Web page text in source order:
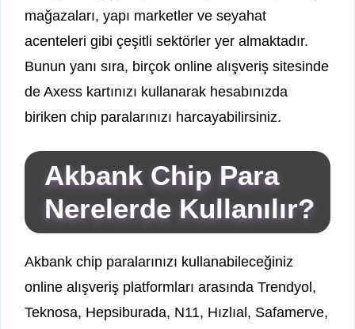
mağazaları, yapı marketler ve seyahat
acenteleri gibi çeşitli sektörler yer almaktadır.
Bunun yanı sıra, birçok online alışveriş sitesinde
de Axess kartınızı kullanarak hesabınızda
biriken chip paralarınızı harcayabilirsiniz.
Akbank Chip Para
Nerelerde Kullanılır?
Akbank chip paralarınızı kullanabileceğiniz
online alışveriş platformları arasında Trendyol,
Teknosa, Hepsiburada, N11, Hızlıal, Safamerve,